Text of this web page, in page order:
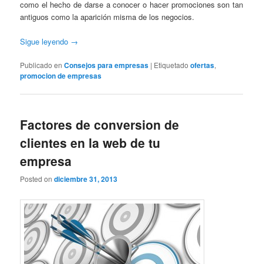
como el hecho de darse a conocer o hacer promociones son tan
antiguos como la aparición misma de los negocios.
Sigue leyendo →
Publicado en Consejos para empresas | Etiquetado ofertas,
promocion de empresas
Factores de conversion de
clientes en la web de tu
empresa
Posted ondiciembre 31, 2013